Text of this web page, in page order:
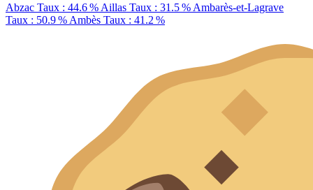
Abzac Taux : 44.6 % Aillas Taux : 31.5 % Ambarès-et-Lagrave
Taux : 50.9 % Ambès Taux : 41.2 %